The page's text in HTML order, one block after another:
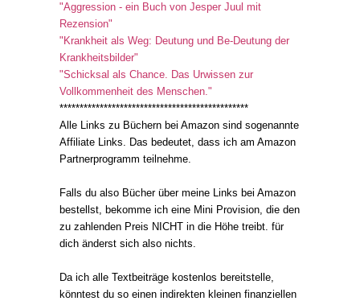
"Aggression - ein Buch von Jesper Juul mit
Rezension"
"Krankheit als Weg: Deutung und Be-Deutung der
Krankheitsbilder"
"Schicksal als Chance. Das Urwissen zur
Vollkommenheit des Menschen."
***********************************************
Alle Links zu Büchern bei Amazon sind sogenannte
Affiliate Links. Das bedeutet, dass ich am Amazon
Partnerprogramm teilnehme.
Falls du also Bücher über meine Links bei Amazon
bestellst, bekomme ich eine Mini Provision, die den
zu zahlenden Preis NICHT in die Höhe treibt. für
dich änderst sich also nichts.
Da ich alle Textbeiträge kostenlos bereitstelle,
könntest du so einen indirekten kleinen finanziellen